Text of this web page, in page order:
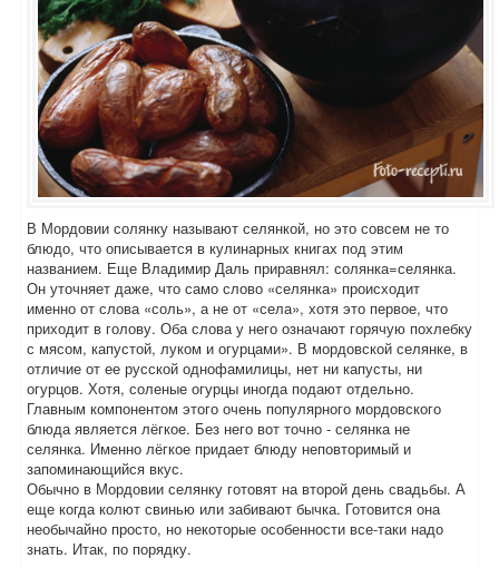
В Мордовии солянку называют селянкой, но это совсем не то
блюдо, что описывается в кулинарных книгах под этим
названием. Еще Владимир Даль приравнял: солянка=селянка.
Он уточняет даже, что само слово «селянка» происходит
именно от слова «соль», а не от «села», хотя это первое, что
приходит в голову. Оба слова у него означают горячую похлебку
с мясом, капустой, луком и огурцами». В мордовской селянке, в
отличие от ее русской однофамилицы, нет ни капусты, ни
огурцов. Хотя, соленые огурцы иногда подают отдельно.
Главным компонентом этого очень популярного мордовского
блюда является лёгкое. Без него вот точно - селянка не
селянка. Именно лёгкое придает блюду неповторимый и
запоминающийся вкус.
Обычно в Мордовии селянку готовят на второй день свадьбы. А
еще когда колют свинью или забивают бычка. Готовится она
необычайно просто, но некоторые особенности все-таки надо
знать. Итак, по порядку.